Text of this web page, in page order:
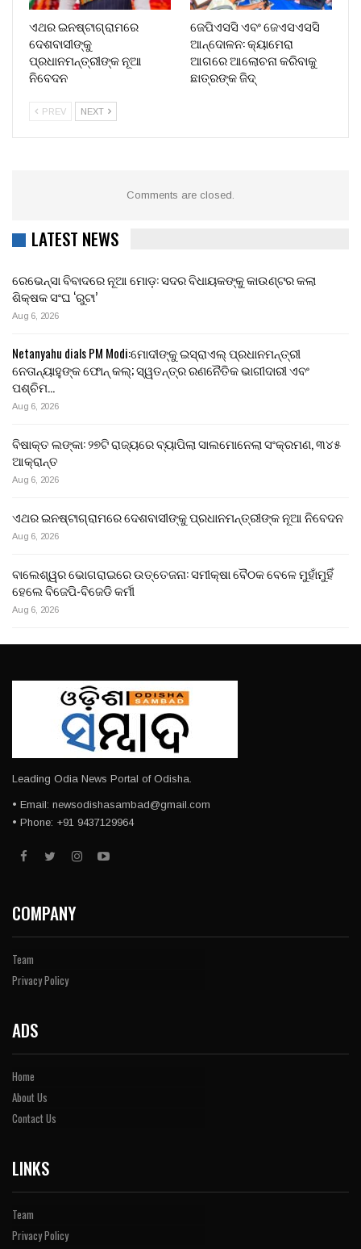
ଏଥର ଇନଷ୍ଟାଗ୍ରାମରେ
ଦେଶବାସୀଙ୍କୁ
ପ୍ରଧାନମନ୍ତ୍ରୀଙ୍କ ନୂଆ
ନିବେଦନ
ଜେପିଏସସି ଏବଂ ଜେଏସଏସସି
ଆନ୍ଦୋଳନ: କ୍ୟାମେରା
ଆଗରେ ଆଲୋଚନା କରିବାକୁ
ଛାତ୍ରଙ୍କ ଜିଦ୍
PREV NEXT
Comments are closed.
LATEST NEWS
ରେଭେନ୍ସା ବିବାଦରେ ନୂଆ ମୋଡ଼: ସଦର ବିଧାୟକଙ୍କୁ କାଉଣ୍ଟର କଲା
ଶିକ୍ଷକ ସଂଘ ‘ରୁଟା’
Aug 6, 2026
Netanyahu dials PM Modi:ମୋଦୀଙ୍କୁ ଇସ୍ରାଏଲ୍ ପ୍ରଧାନମନ୍ତ୍ରୀ
ନେତାନ୍ୟାହୁଙ୍କ ଫୋନ୍ କଲ୍; ସ୍ୱତନ୍ତ୍ର ରଣନୈତିକ ଭାଗୀଦାରୀ ଏବଂ
ପଶ୍ଚିମ…
Aug 6, 2026
ବିଷାକ୍ତ ଲଙ୍କା: ୨୭ଟି ରାଜ୍ୟରେ ବ୍ୟାପିଲା ସାଲମୋନେଲା ସଂକ୍ରମଣ, ୩୪୫
ଆକ୍ରାନ୍ତ
Aug 6, 2026
ଏଥର ଇନଷ୍ଟାଗ୍ରାମରେ ଦେଶବାସୀଙ୍କୁ ପ୍ରଧାନମନ୍ତ୍ରୀଙ୍କ ନୂଆ ନିବେଦନ
Aug 6, 2026
ବାଲେଶ୍ୱର ଭୋଗରାଇରେ ଉତ୍ତେଜନା: ସମୀକ୍ଷା ବୈଠକ ବେଳେ ମୁହାଁମୁହିଁ
ହେଲେ ବିଜେପି-ବିଜେଡି କର୍ମୀ
Aug 6, 2026
Leading Odia News Portal of Odisha.
• Email: newsodishasambad@gmail.com
• Phone: +91 9437129964
COMPANY
Team
Privacy Policy
ADS
Home
About Us
Contact Us
LINKS
Team
Privacy Policy